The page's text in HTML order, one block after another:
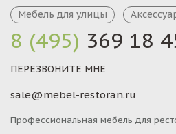
8 (495) 369 18
ПЕРЕЗВОНИТЕ МНЕ
sale@mebel-restoran.ru
Профессиональная мебель для
Мебель для улицы